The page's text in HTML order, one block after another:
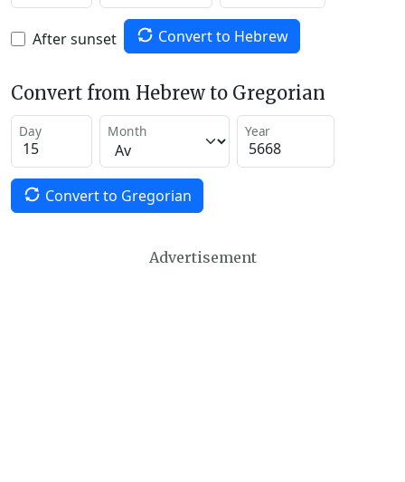
After sunset Convert to Hebrew
Convert from Hebrew to Gregorian
Day Month Year
Convert to Gregorian
Advertisement